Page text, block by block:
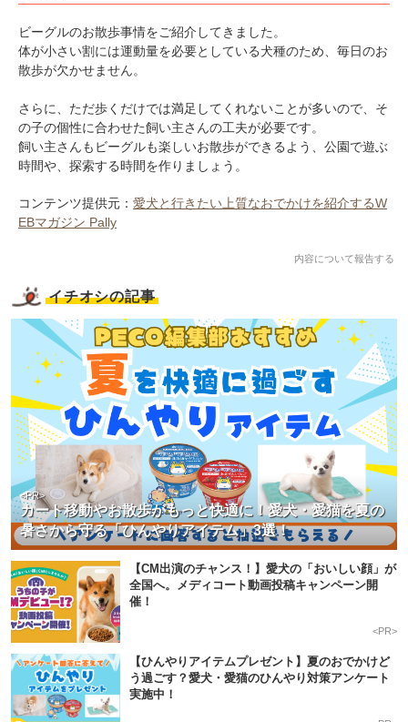
ビーグルのお散歩事情をご紹介してきました。
体が小さい割には運動量を必要としている犬種のため、毎日のお
散歩が欠かせません。
さらに、ただ歩くだけでは満足してくれないことが多いので、そ
の子の個性に合わせた飼い主さんの工夫が必要です。
飼い主さんもビーグルも楽しいお散歩ができるよう、公園で遊ぶ
時間や、探索する時間を作りましょう。
コンテンツ提供元： 愛犬と行きたい上質なおでかけを紹介するW
EBマガジン Pally
内容について報告する
イチオシの記事
カート移動やお散歩がもっと快適に！愛犬・愛猫を夏の
暑さから守る「ひんやりアイテム」3選！
<PR>
【CM出演のチャンス！】愛犬の「おいしい顔」が
全国へ。メディコート動画投稿キャンペーン開
催！
<PR>
【ひんやりアイテムプレゼント】夏のおでかけど
う過ごす？愛犬・愛猫のひんやり対策アンケート
実施中！